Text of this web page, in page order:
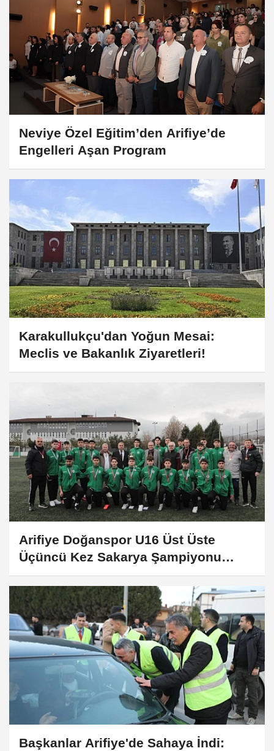
Neviye Özel Eğitim’den Arifiye’de
Engelleri Aşan Program
Karakullukçu'dan Yoğun Mesai:
Meclis ve Bakanlık Ziyaretleri!
Arifiye Doğanspor U16 Üst Üste
Üçüncü Kez Sakarya Şampiyonu
Oldu!
Başkanlar Arifiye'de Sahaya İndi: